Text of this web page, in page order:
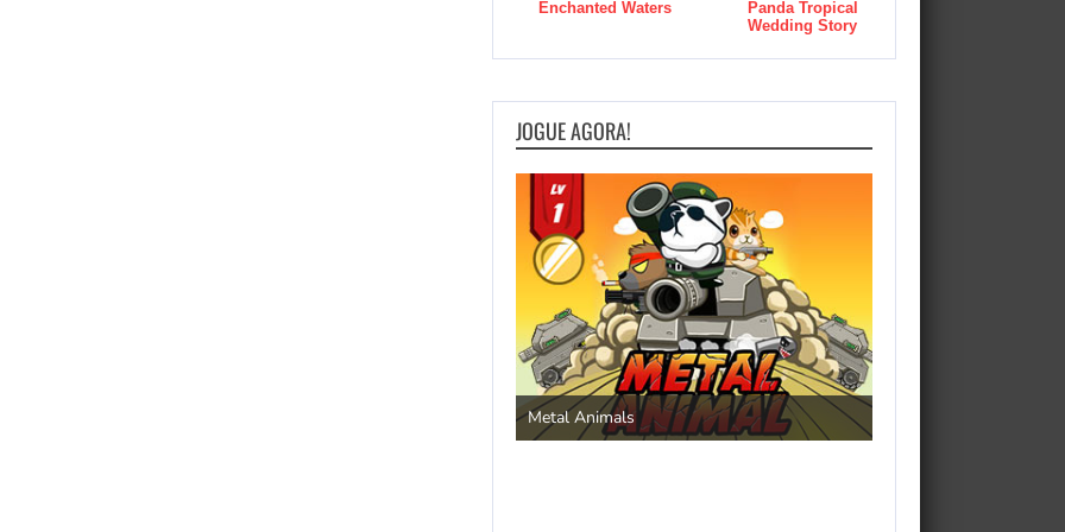
Enchanted Waters
Panda Tropical
Wedding Story
JOGUE AGORA!
Metal Animals